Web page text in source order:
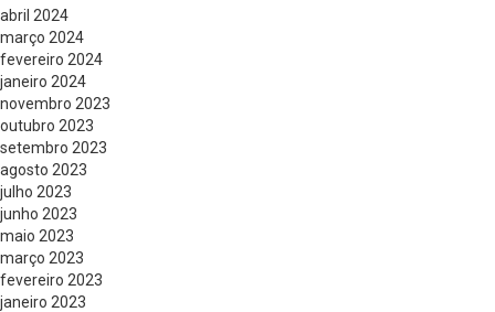
abril 2024
março 2024
fevereiro 2024
janeiro 2024
novembro 2023
outubro 2023
setembro 2023
agosto 2023
julho 2023
junho 2023
maio 2023
março 2023
fevereiro 2023
janeiro 2023